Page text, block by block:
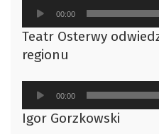
Odtwarzacz
plików
dźwiękowych
00:00
Teatr Osterwy
regionu
Odtwarzacz
plików
dźwiękowych
00:00
Igor Gorzkowski